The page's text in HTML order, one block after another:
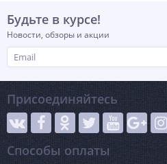
Будьте в курсе!
Новости, обзоры и акции
Присоединяйтесь
Способы оплаты